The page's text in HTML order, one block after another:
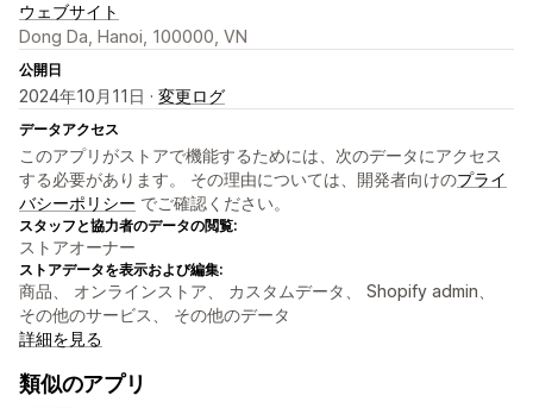
ウェブサイト
Dong Da, Hanoi, 100000, VN
公開日
2024年10月11日 · 変更ログ
データアクセス
このアプリがストアで機能するためには、次のデータにアクセス
する必要があります。 その理由については、開発者向けのプライ
バシーポリシー でご確認ください。
スタッフと協力者のデータの閲覧:
ストアオーナー
ストアデータを表示および編集:
商品、 オンラインストア、 カスタムデータ、 Shopify admin、
その他のサービス、 その他のデータ
詳細を見る
類似のアプリ